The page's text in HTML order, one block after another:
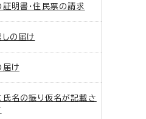
証明書・住民票の請求
の届け
届け
氏名の振り仮名が記載さ